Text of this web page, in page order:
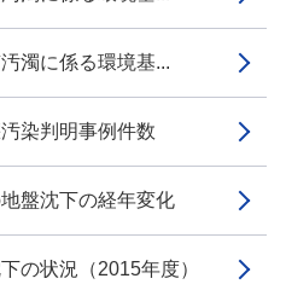
濁に係る環境基...
染判明事例件数
盤沈下の経年変化
の状況（2015年度）